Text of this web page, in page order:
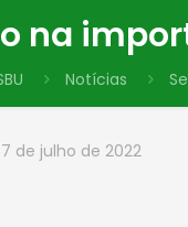
na
Notícias
7 de julho de 2022